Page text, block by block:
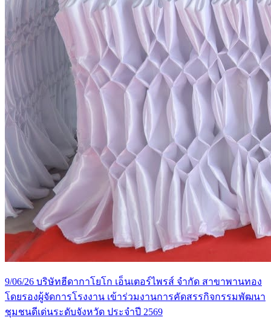
9/06/26 บริษัทฮีดากาโยโก เอ็นเตอร์ไพรส์ จำกัด สาขาพานทอง
โดยรองผู้จัดการโรงงาน เข้าร่วมงานการคัดสรรกิจกรรมพัฒนา
ชุมชนดีเด่นระดับจังหวัด ประจำปี 2569